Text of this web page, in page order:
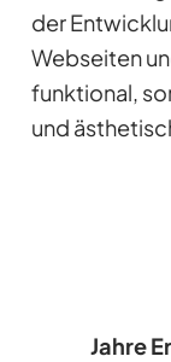
der
Webseiten
funktional,
und
Jahre